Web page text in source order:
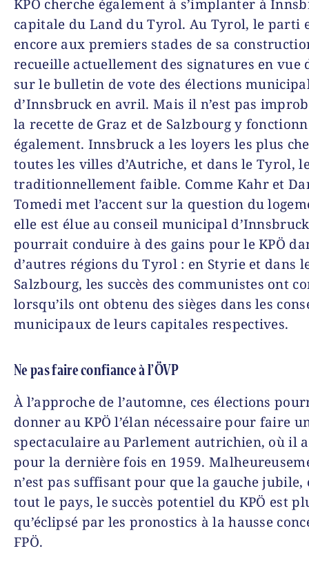
KPÖ cherche également à s’implanter à
capitale du Land du Tyrol. Au Tyrol, le parti
encore aux premiers stades de sa
recueille actuellement des signatures en vue
sur le bulletin de vote des élections
d’Innsbruck en avril. Mais il n’est pas
la recette de Graz et de Salzbourg y
également. Innsbruck a les loyers les plus
toutes les villes d’Autriche, et dans le Tyrol, le
traditionnellement faible. Comme Kahr et
Tomedi met l’accent sur la question du
elle est élue au conseil municipal
pourrait conduire à des gains pour le KPÖ
d’autres régions du Tyrol : en Styrie et dans
Salzbourg, les succès des communistes ont
lorsqu’ils ont obtenu des sièges dans les
municipaux de leurs capitales respectives.
Ne pas faire confiance à l’ÖVP
À l’approche de l’automne, ces élections
donner au KPÖ l’élan nécessaire pour faire
spectaculaire au Parlement autrichien, où il
pour la dernière fois en 1959.
n’est pas suffisant pour que la gauche jubile,
tout le pays, le succès potentiel du KPÖ est
qu’éclipsé par les pronostics à la hausse
FPÖ.